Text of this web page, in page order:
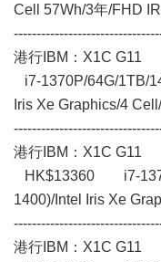
Cell 57Wh/3年/FHD
港行IBM：X1C
i7-1370P/64G/1TB/
Iris Xe Graphics/4
港行IBM：X1C
HK$13360 i7-
1400)/Intel Iris Xe
港行IBM：X1C